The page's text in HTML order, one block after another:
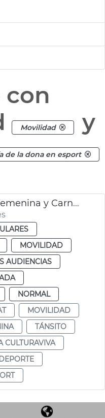
con
Movilidad
y
de la dona en esport
Tráfico València 10K Femenina y Carnaval Russafa
MOVILIDAD
AUDIENCIAS
NORMAL
MOVILIDAD
TÁNSITO
CULTURAVIVA